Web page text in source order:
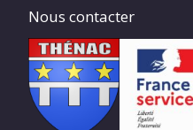
Nous contacter